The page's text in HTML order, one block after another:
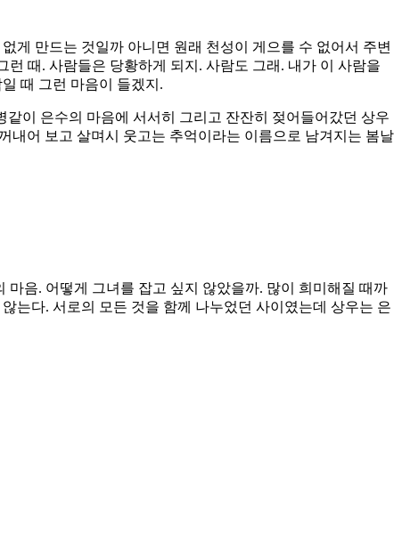
게 만드는 것일까 아니면 원래 천성이 게으를 수 없어서 주변
때. 사람들은 당황하게 되지. 사람도 그래. 내가 이 사람을
때 그런 마음이 들겠지.
이 은수의 마음에 서서히 그리고 잔잔히 젖어들어갔던 상우
내어 보고 살며시 웃고는 추억이라는 이름으로 남겨지는 봄날
음. 어떻게 그녀를 잡고 싶지 않았을까. 많이 희미해질 때까
는다. 서로의 모든 것을 함께 나누었던 사이였는데 상우는 은